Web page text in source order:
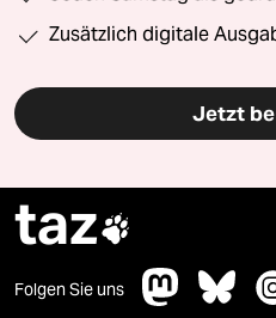
Zusätzlich digitale
Jetzt
taz
Folgen Sie uns